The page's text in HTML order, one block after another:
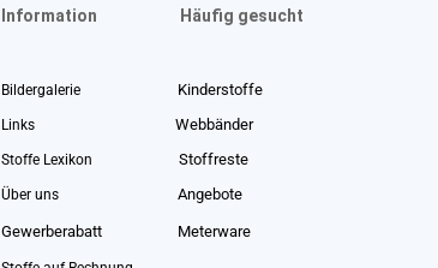
Information Häufig gesucht
Bildergalerie Kinderstoffe
Links Webbänder
Stoffe Lexikon Stoffreste
Über uns Angebote
Gewerberabatt Meterware